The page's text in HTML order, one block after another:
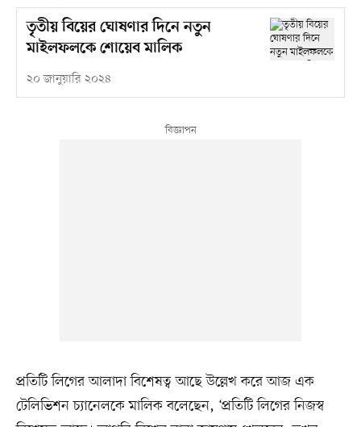
তৃতীয় বিয়ের ঘোষণার দিনে নতুন
মাইলফলকে শোয়েব মালিক
২০ জানুয়ারি ২০২৪
প্রতিটি লিগের আলাদা বিশেষত্ব আছে উল্লেখ করে আজ এক
টেলিভিশন চ্যানেলকে মালিক বলেছেন, ‘প্রতিটি লিগের নিজস্ব